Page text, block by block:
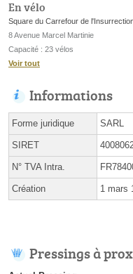
En vélo
Square du Carrefour de
8 Avenue Marcel Martinie
Capacité : 23 vélos
Voir tout
Informations
Forme juridique SARL
SIRET
N° TVA Intra.
Création 1 mars
Pressings à